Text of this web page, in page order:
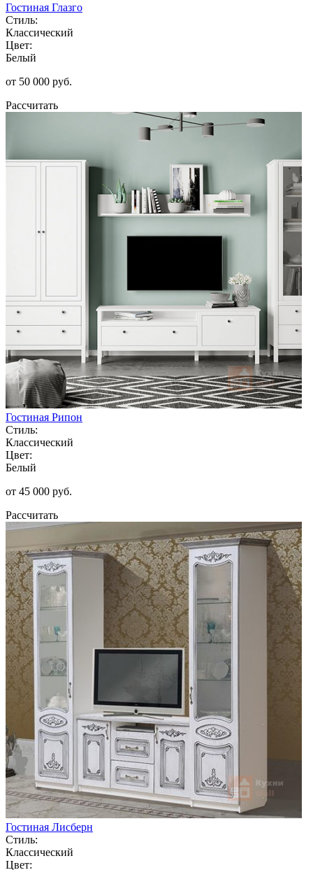
Гостиная Глазго
Стиль:
Классический
Цвет:
Белый
от 50 000 руб.
Рассчитать
Гостиная Рипон
Стиль:
Классический
Цвет:
Белый
от 45 000 руб.
Рассчитать
Гостиная Лисберн
Стиль:
Классический
Цвет: